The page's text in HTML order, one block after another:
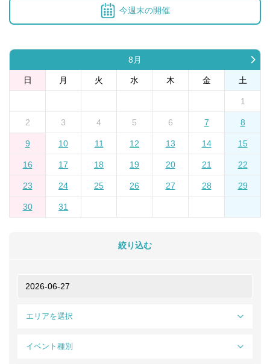
今週末の開催
8月
日 月 火 水 木 金 土
1
2 3 4 5 6 7 8
9 10 11 12 13 14 15
16 17 18 19 20 21 22
23 24 25 26 27 28 29
30 31
絞り込む
エリアを選択
イベント種別